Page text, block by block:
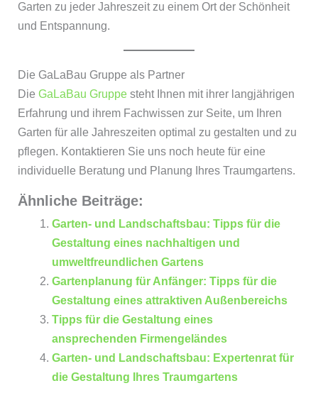
Garten zu jeder Jahreszeit zu einem Ort der Schönheit
und Entspannung.
Die GaLaBau Gruppe als Partner
Die GaLaBau Gruppesteht Ihnen mit ihrer langjährigen
Erfahrung und ihrem Fachwissen zur Seite, um Ihren
Garten für alle Jahreszeiten optimal zu gestalten und zu
pflegen. Kontaktieren Sie uns noch heute für eine
individuelle Beratung und Planung Ihres Traumgartens.
Ähnliche Beiträge:
Garten- und Landschaftsbau: Tipps für die
Gestaltung eines nachhaltigen und
umweltfreundlichen Gartens
Gartenplanung für Anfänger: Tipps für die
Gestaltung eines attraktiven Außenbereichs
Tipps für die Gestaltung eines
ansprechenden Firmengeländes
Garten- und Landschaftsbau: Expertenrat für
die Gestaltung Ihres Traumgartens